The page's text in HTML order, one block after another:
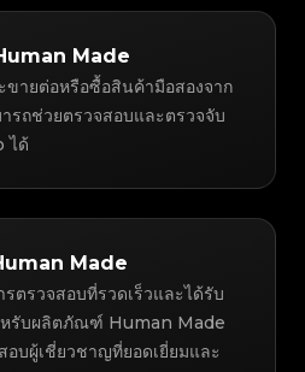
Made
ขายต่อหรือซื้อสินค้ามือสองจาก
รถช่วยตรวจสอบและตรวจจับ
ได้
Made
รวจสอบที่รวดเร็วและได้รับ
หรับผลิตภัณฑ์ Human Made
บผู้เชี่ยวชาญที่ยอดเยี่ยมและ